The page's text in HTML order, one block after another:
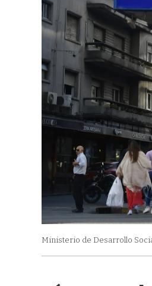
Ministerio de Desarrollo